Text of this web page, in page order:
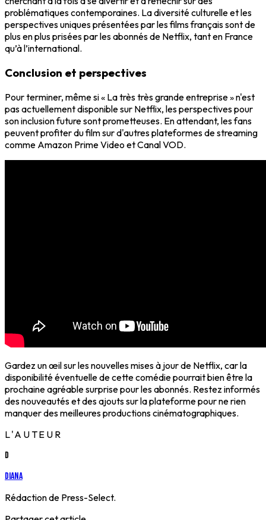
problématiques contemporaines. Ladiversité culturelleet les
perspectives uniquesprésentées par les films français sont de
plus en plus prisées par les abonnés de Netflix, tant en France
qu’à l’international.
Conclusion et perspectives
Pour terminer, même si « La très très grande entreprise » n'est
pas actuellement disponible sur Netflix, les perspectives pour
son inclusion future sont prometteuses. En attendant, les fans
peuvent profiter du film sur d'autres plateformes de streaming
comme Amazon Prime Video et Canal VOD.
Gardez un œil sur les nouvelles mises à jour de Netflix, car la
disponibilité éventuelle de cette comédie pourrait bien être la
prochaine agréable surprise pour les abonnés. Restez informés
des nouveautés et des ajouts sur la plateforme pour ne rien
manquer des meilleures productions cinématographiques.
L'AUTEUR
D
Diana
Rédaction de Press-Select.